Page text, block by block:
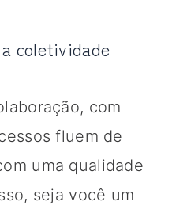
coletividade
com
fluem de
uma qualidade
seja você um